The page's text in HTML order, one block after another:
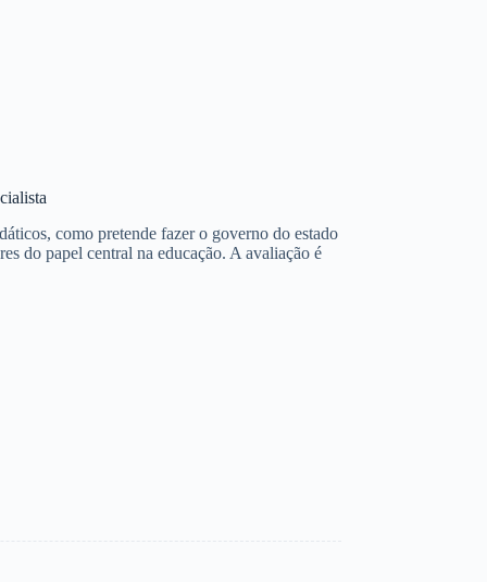
como pretende fazer o governo do estado
do papel central na educação. A avaliação é